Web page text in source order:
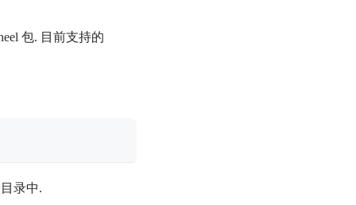
包. 目前支持的
录中.